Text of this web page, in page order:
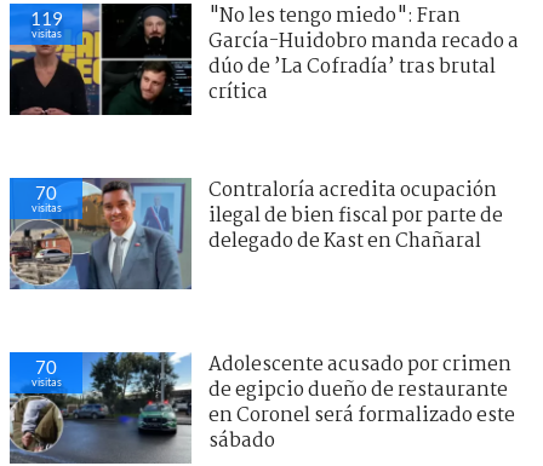
119
visitas
"No les tengo miedo": Fran
García-Huidobro manda recado a
dúo de ’La Cofradía’ tras brutal
crítica
70
visitas
Contraloría acredita ocupación
ilegal de bien fiscal por parte de
delegado de Kast en Chañaral
70
visitas
Adolescente acusado por crimen
de egipcio dueño de restaurante
en Coronel será formalizado este
sábado